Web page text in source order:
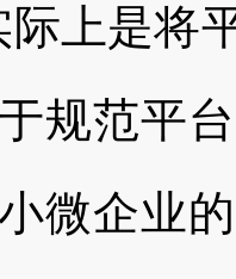
际上是将
规范平
微企业